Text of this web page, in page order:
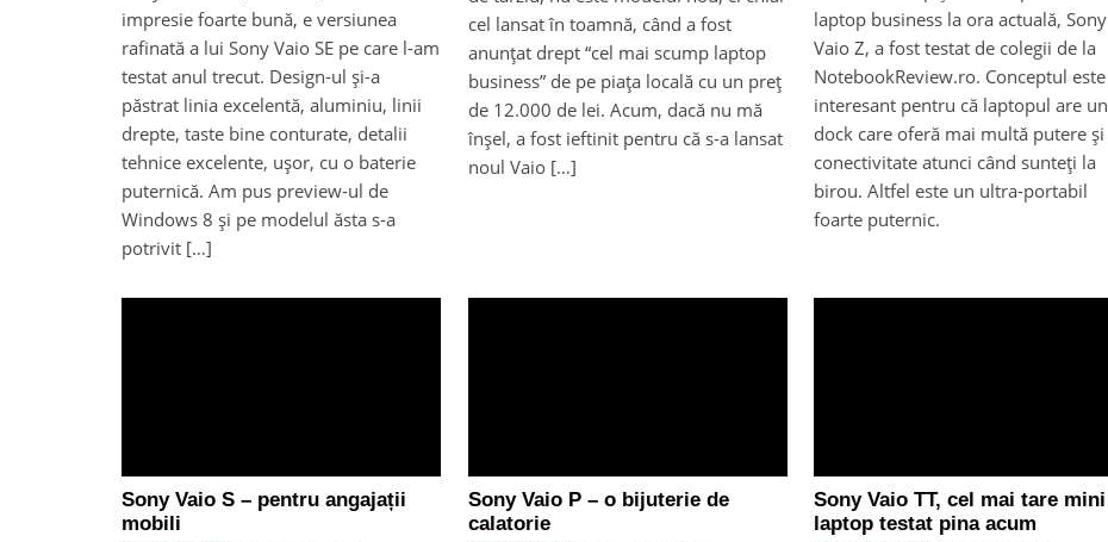
impresie foarte bună, e versiunea
rafinată a lui Sony Vaio SE pe care l-am
testat anul trecut. Design-ul și-a
păstrat linia excelentă, aluminiu, linii
drepte, taste bine conturate, detalii
tehnice excelente, ușor, cu o baterie
puternică. Am pus preview-ul de
Windows 8 și pe modelul ăsta s-a
potrivit […]
cel lansat în toamnă, când a fost
anunțat drept “cel mai scump laptop
business” de pe piața locală cu un preț
de 12.000 de lei. Acum, dacă nu mă
înșel, a fost ieftinit pentru că s-a lansat
noul Vaio […]
laptop business la ora actuală, Sony
Vaio Z, a fost testat de colegii de la
NotebookReview.ro. Conceptul este
interesant pentru că laptopul are un
dock care oferă mai multă putere și
conectivitate atunci când sunteți la
birou. Altfel este un ultra-portabil
foarte puternic.
Sony Vaio S – pentru angajații
mobili
Sony Vaio P – o bijuterie de
calatorie
Sony Vaio TT, cel mai tare mini
laptop testat pina acum